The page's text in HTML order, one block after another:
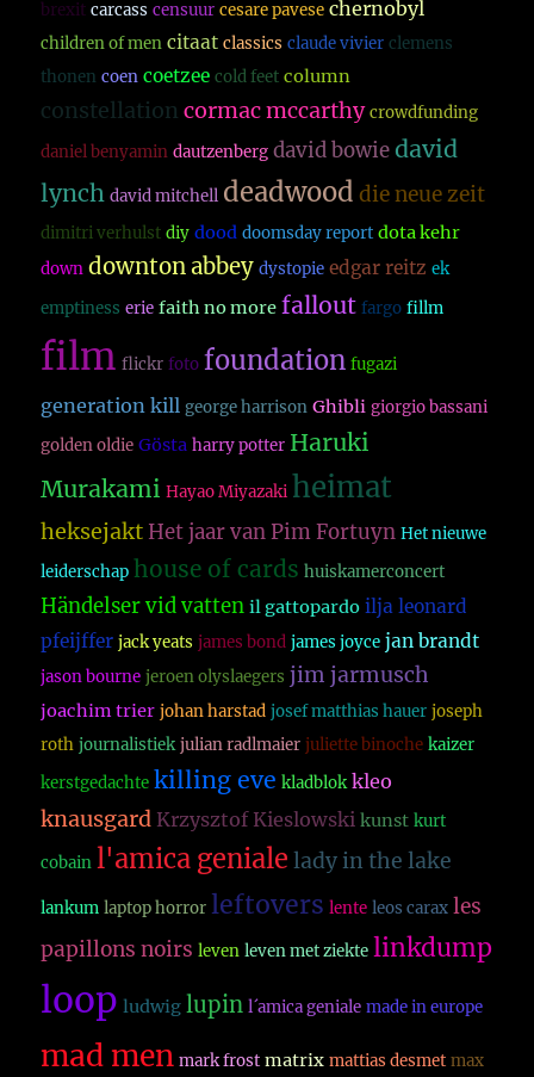
brexit carcass censuur cesare pavese chernobyl
children of men citaat classics claude vivier clemens
thonen coen coetzee cold feet column
constellation cormac mccarthy crowdfunding
daniel benyamin dautzenberg david bowie david
lynch david mitchell deadwood die neue zeit
dimitri verhulst diy dood doomsday report dota kehr
down downton abbey dystopie edgar reitz ek
emptiness erie faith no more fallout fargo fillm
film flickr foto foundation fugazi
generation kill george harrison Ghibli giorgio bassani
golden oldie Gösta harry potter Haruki
Murakami Hayao Miyazaki heimat
heksejakt Het jaar van Pim Fortuyn Het nieuwe
leiderschap house of cards huiskamerconcert
Händelser vid vatten il gattopardo ilja leonard
pfeijffer jack yeats james bond james joyce jan brandt
jason bourne jeroen olyslaegers jim jarmusch
joachim trier johan harstad josef matthias hauer joseph
roth journalistiek julian radlmaier juliette binoche kaizer
kerstgedachte killing eve kladblok kleo
knausgard Krzysztof Kieslowski kunst kurt
cobain l'amica geniale lady in the lake
lankum laptop horror leftovers lente leos carax les
papillons noirs leven leven met ziekte linkdump
loop ludwig lupin l´amica geniale made in europe
mad men mark frost matrix mattias desmet max